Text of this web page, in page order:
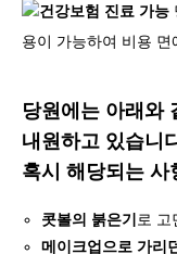
건강보험 진료 가능
용이 가능하여 비용 면
당원에는 아래와
내원하고 있습니
혹시 해당되는 사
콧볼의 붉은기 로 고
메이크업으로 가리